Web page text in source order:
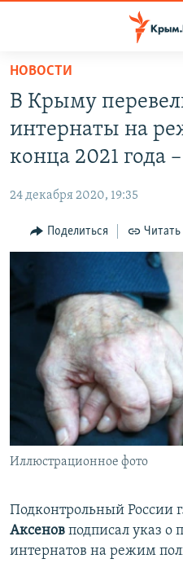
Вернуться
основному
содержанию
Вернутся
главной
навигации
Вернутся
поиску
СПЕЦПРОЕКТЫ
11 ЛЕТ ОККУПАЦИИ КРЫМА. 11
ЕЩЕ
ИНТЕРАКТИВ
ТЕЛЕПРОЕКТ КРЫМ.РЕАЛИИ
СОВЕТЫ ПРАВОЗАЩИТНИКОВ
ПРОПАВШИЕ БЕЗ ВЕСТИ
ПОБЕДИТЕЛЕЙ НЕ СУДЯТ?
КРЫМ.НЕПОКОРЕННЫЙ
ELIFBE
УКРАИНСКАЯ ПРОБЛЕМА КРЫМА
РАДІО СВОБОДА
КАК ОБОЙТИ БЛОКИРОВКУ
Українською
Qırımtatar
ПРИСОЕДИНЯЙТЕСЬ!
НОВОСТИ
В Крыму
интернаты на
конца 2021 года
24 декабря 2020, 19:35
Поделиться Читать
Иллюстрационное фото
Подконтрольный России
Аксенов подписал указ о
интернатов на режим